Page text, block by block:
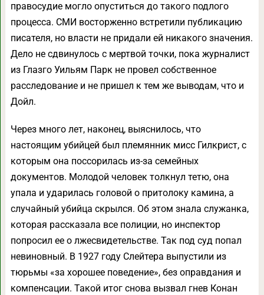
правосудие могло опуститься до такого подлого
процесса. СМИ восторженно встретили публикацию
писателя, но власти не придали ей никакого значения.
Дело не сдвинулось с мертвой точки, пока журналист
из Глазго Уильям Парк не провел собственное
расследование и не пришел к тем же выводам, что и
Дойл.
Через много лет, наконец, выяснилось, что
настоящим убийцей был племянник мисс Гилкрист, с
которым она поссорилась из-за семейных
документов. Молодой человек толкнул тетю, она
упала и ударилась головой о притолоку камина, а
случайный убийца скрылся. Об этом знала служанка,
которая рассказала все полиции, но инспектор
попросил ее о лжесвидетельстве. Так под суд попал
невиновный. В 1927 году Слейтера выпустили из
тюрьмы «за хорошее поведение», без оправдания и
компенсации. Такой итог снова вызвал гнев Конан